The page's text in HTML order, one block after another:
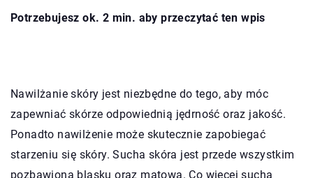
Potrzebujesz ok. 2 min. aby przeczytać ten wpis
Nawilżanie skóry jest niezbędne do tego, aby móc
zapewniać skórze odpowiednią jędrność oraz jakość.
Ponadto nawilżenie może skutecznie zapobiegać
starzeniu się skóry. Sucha skóra jest przede wszystkim
pozbawioną blasku oraz matową. Co więcej sucha